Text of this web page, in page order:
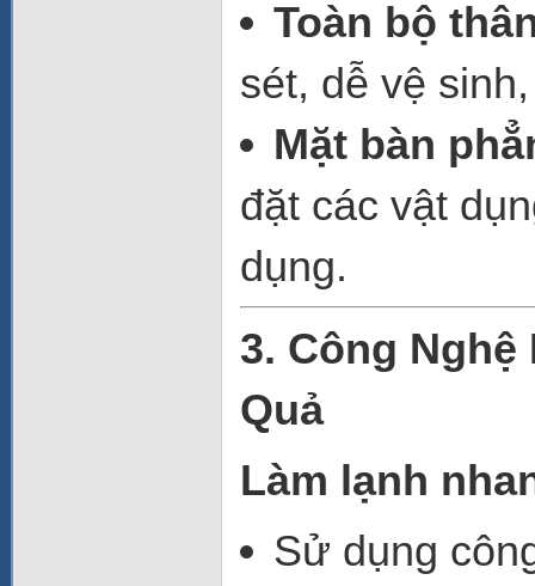
Toàn bộ
sét, dễ vệ
Mặt bàn
đặt các vật
dụng.
3. Công
Quả
Làm lạnh
Sử dụng